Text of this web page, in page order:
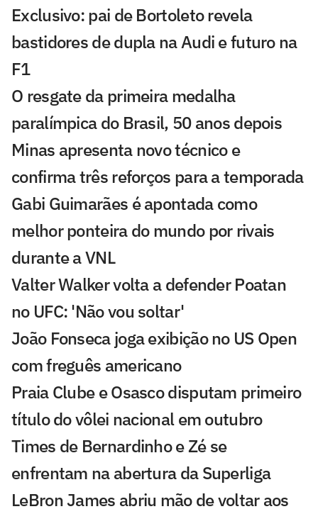
Exclusivo: pai de Bortoleto revela
bastidores de dupla na Audi e futuro na
F1
O resgate da primeira medalha
paralímpica do Brasil, 50 anos depois
Minas apresenta novo técnico e
confirma três reforços para a temporada
Gabi Guimarães é apontada como
melhor ponteira do mundo por rivais
durante a VNL
Valter Walker volta a defender Poatan
no UFC: 'Não vou soltar'
João Fonseca joga exibição no US Open
com freguês americano
Praia Clube e Osasco disputam primeiro
título do vôlei nacional em outubro
Times de Bernardinho e Zé se
enfrentam na abertura da Superliga
LeBron James abriu mão de voltar aos